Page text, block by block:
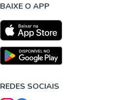
BAIXE O APP
REDES SOCIAIS